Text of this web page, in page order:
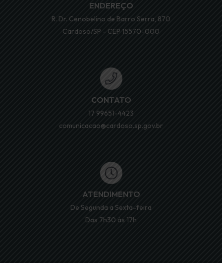
ENDEREÇO
R. Dr. Cenobelino de Barro Serra, 870
Cardoso/SP - CEP 15570-000
CONTATO
17 99651-4423
comunicacao@cardoso.sp.gov.br
ATENDIMENTO
De Segunda a Sexta-feira
Das 7h30 às 17h